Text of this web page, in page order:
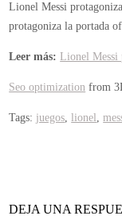
Lionel Messi
protagoniza la portada
Leer más: Lionel Messi
Seo optimization from
Tags: juegos,lionel ,
DEJA UNA